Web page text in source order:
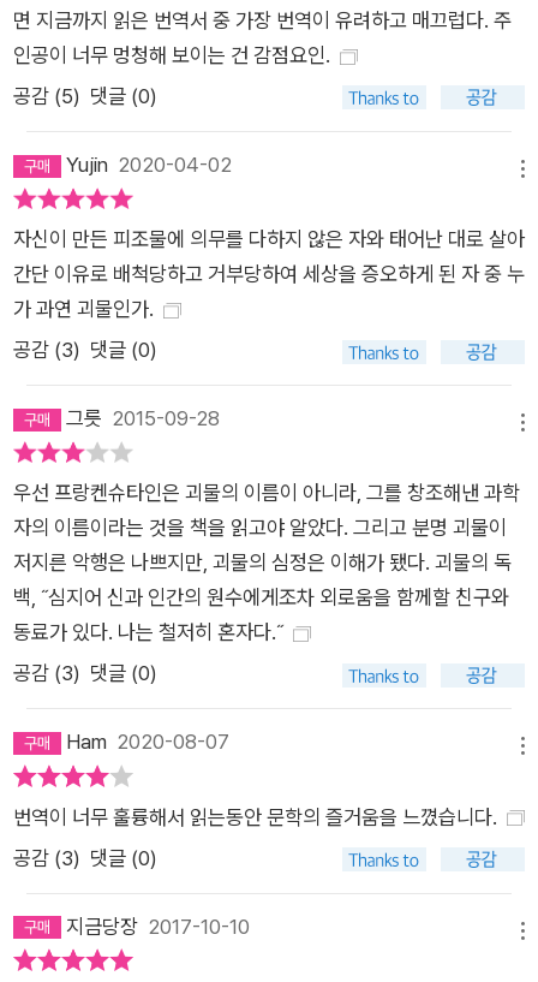
면 지금까지 읽은 번역서 중 가장 번역이 유려하고 매끄럽다. 주
인공이 너무 멍청해 보이는 건 감점요인.
공감 (5) 댓글 (0)
Yujin 2020-04-02
자신이 만든 피조물에 의무를 다하지 않은 자와 태어난 대로 살아
간단 이유로 배척당하고 거부당하여 세상을 증오하게 된 자 중 누
가 과연 괴물인가.
공감 (3) 댓글 (0)
그릇 2015-09-28
우선 프랑켄슈타인은 괴물의 이름이 아니라, 그를 창조해낸 과학
자의 이름이라는 것을 책을 읽고야 알았다. 그리고 분명 괴물이
저지른 악행은 나쁘지만, 괴물의 심정은 이해가 됐다. 괴물의 독
백, ˝심지어 신과 인간의 원수에게조차 외로움을 함께할 친구와
동료가 있다. 나는 철저히 혼자다.˝
공감 (3) 댓글 (0)
Ham 2020-08-07
번역이 너무 훌륭해서 읽는동안 문학의 즐거움을 느꼈습니다.
공감 (3) 댓글 (0)
지금당장 2017-10-10